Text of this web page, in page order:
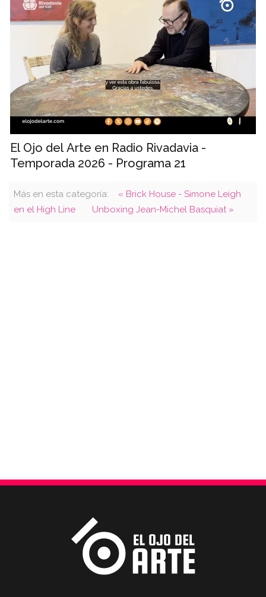
El Ojo del Arte en Radio Rivadavia -
Temporada 2026 - Programa 21
Más en esta categoría:
« Brick House - Simone Leigh
en el High Line
Unboxing Jean-Michel Basquiat »